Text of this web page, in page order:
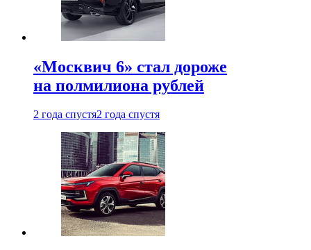
«Москвич 6» стал дороже
на полмилиона рублей
2 года спустя2 года спустя